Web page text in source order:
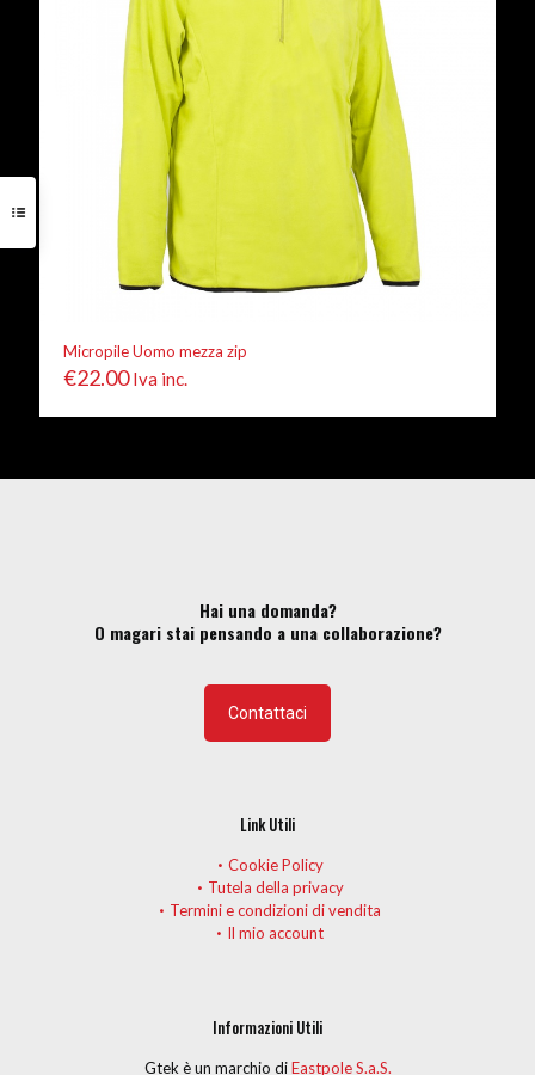
Micropile Uomo mezza zip
€22.00 Iva inc.
Hai una domanda?
O magari stai pensando a una collaborazione?
Contattaci
Link Utili
Cookie Policy
Tutela della privacy
Termini e condizioni di vendita
Il mio account
Informazioni Utili
Gtek è un marchio diEastpole S.a.S.